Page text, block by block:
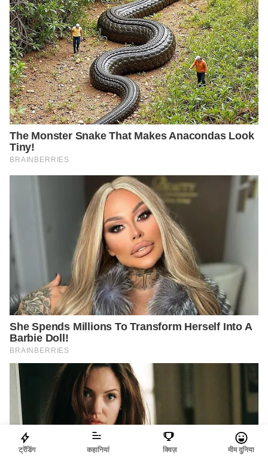
ट्रेंडिंग कहानियां क्विज़ मीम दुनिया